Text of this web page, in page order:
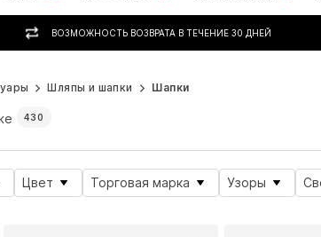
ВОЗМОЖНОСТЬ ВОЗВРАТА В ТЕЧЕНИЕ 30 ДНЕЙ
Шляпы и шапки Шапки
430
Цвет Торговая марка Узоры